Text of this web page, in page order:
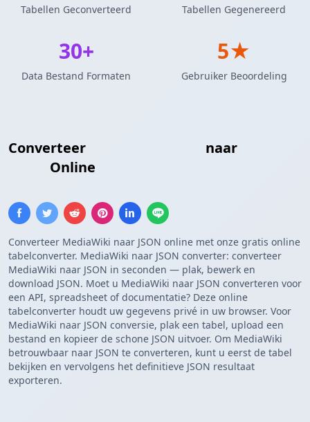
Converteer naar
Online
Converteer MediaWiki naar JSON online met onze gratis online
tabelconverter. MediaWiki naar JSON converter: converteer
MediaWiki naar JSON in seconden — plak, bewerk en
download JSON. Moet u MediaWiki naar JSON converteren voor
een API, spreadsheet of documentatie? Deze online
tabelconverter houdt uw gegevens privé in uw browser. Voor
MediaWiki naar JSON conversie, plak een tabel, upload een
bestand en kopieer de schone JSON uitvoer. Om MediaWiki
betrouwbaar naar JSON te converteren, kunt u eerst de tabel
bekijken en vervolgens het definitieve JSON resultaat
exporteren.
Tabellen Geconverteerd Tabellen Gegenereerd
30+
Data Bestand Formaten
5★
Gebruiker Beoordeling